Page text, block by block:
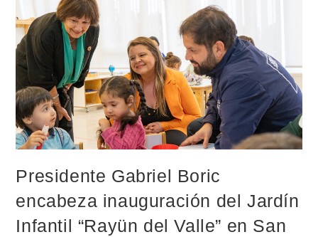
Presidente Gabriel Boric
encabeza inauguración del Jardín
Infantil “Rayün del Valle” en San